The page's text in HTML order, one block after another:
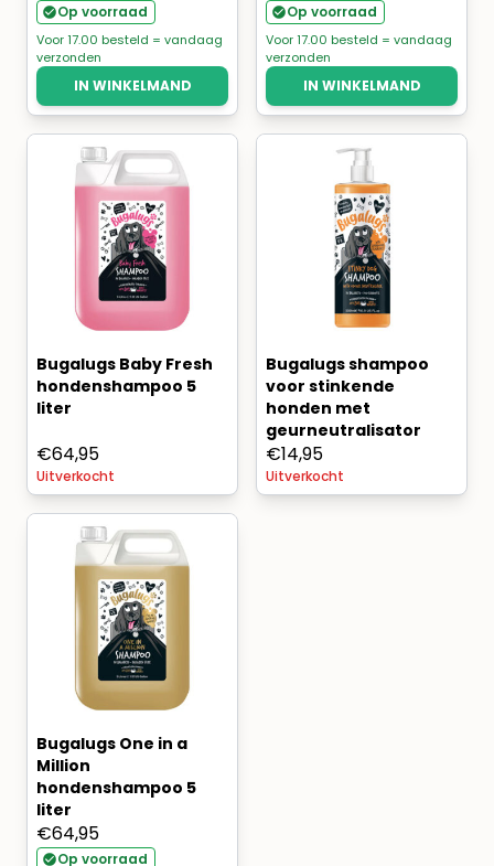
Op voorraad
Voor 17.00 besteld = vandaag
verzonden
IN WINKELMAND
Op voorraad
Voor 17.00 besteld = vandaag
verzonden
IN WINKELMAND
Bugalugs Baby Fresh
hondenshampoo 5
liter
€64,95
Uitverkocht
Bugalugs shampoo
voor stinkende
honden met
geurneutralisator
€14,95
Uitverkocht
Bugalugs One in a
Million
hondenshampoo 5
liter
€64,95
Op voorraad